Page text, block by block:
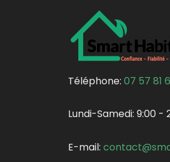
Téléphone: 07 57 81
Lundi-Samedi: 9:00 -
E-mail: